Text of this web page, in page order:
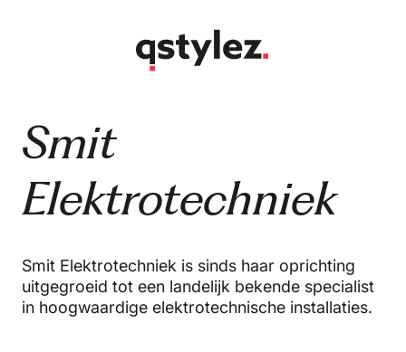
Smit
Elektrotechniek
Smit Elektrotechniek is sinds haar oprichting
uitgegroeid tot een landelijk bekende specialist
in hoogwaardige elektrotechnische installaties.